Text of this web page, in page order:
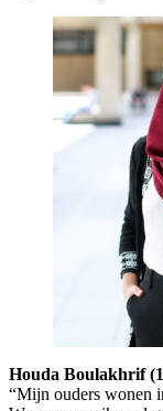
Houda Boulakhrif
“Mijn ouders wonen